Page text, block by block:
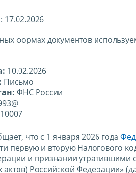
17.02.2026
формах документов
10.02.2026
Письмо
ФНС России
что с 1 января 2026 года
первую и вторую Налогового
и признании утратившими
актов) Российской Федерации»